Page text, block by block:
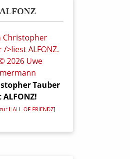
Tauber
ALFONZ!
HALL OF FRIENDZ]